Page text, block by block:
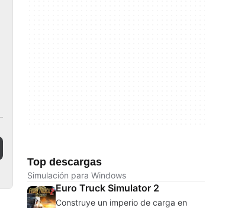
Top descargas
Simulación para Windows
Euro Truck Simulator 2
Construye un imperio de carga en